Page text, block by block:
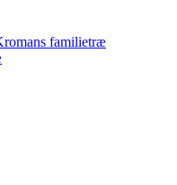
familietræ